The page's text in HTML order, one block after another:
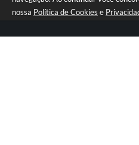
nossa Política de Cookies e